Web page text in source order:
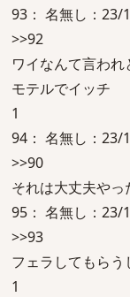
93： 名無し：23/
>>92
ワイなんて言わ
モテルでイッチ
1
94： 名無し：23/
>>90
それは大丈夫やっ
95： 名無し：23/
>>93
フェラしてもら
1